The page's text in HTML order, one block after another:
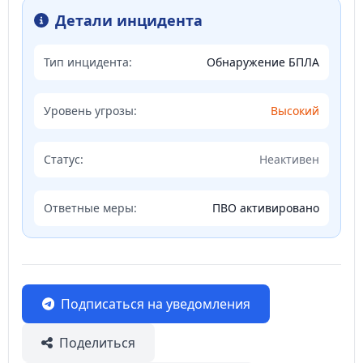
Детали инцидента
Тип инцидента: Обнаружение БПЛА
Уровень угрозы: Высокий
Статус: Неактивен
Ответные меры: ПВО активировано
Подписаться на уведомления
Поделиться